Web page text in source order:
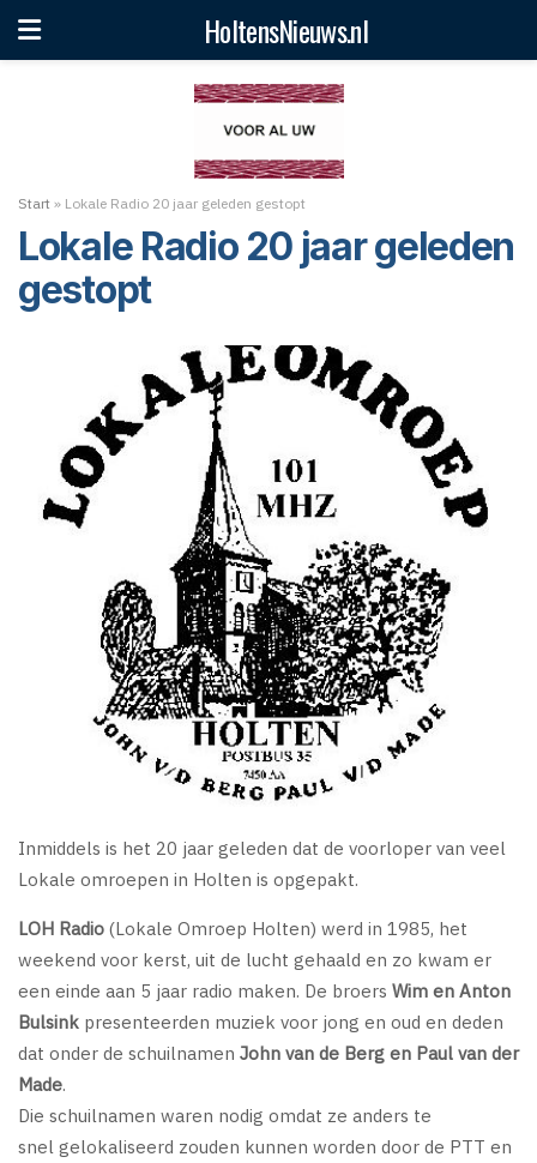
HoltensNieuws.nl
Start » Lokale Radio 20 jaar geleden gestopt
Lokale Radio 20 jaar geleden
gestopt
Inmiddels is het 20 jaar geleden dat de voorloper van veel
Lokale omroepen in Holten is opgepakt.
LOH Radio (Lokale Omroep Holten) werd in 1985, het
weekend voor kerst, uit de lucht gehaald en zo kwam er
een einde aan 5 jaar radio maken. De broers Wim en Anton
Bulsink presenteerden muziek voor jong en oud en deden
dat onder de schuilnamen John van de Berg en Paul van der
Made.
Die schuilnamen waren nodig omdat ze anders te
snel gelokaliseerd zouden kunnen worden door de PTT en